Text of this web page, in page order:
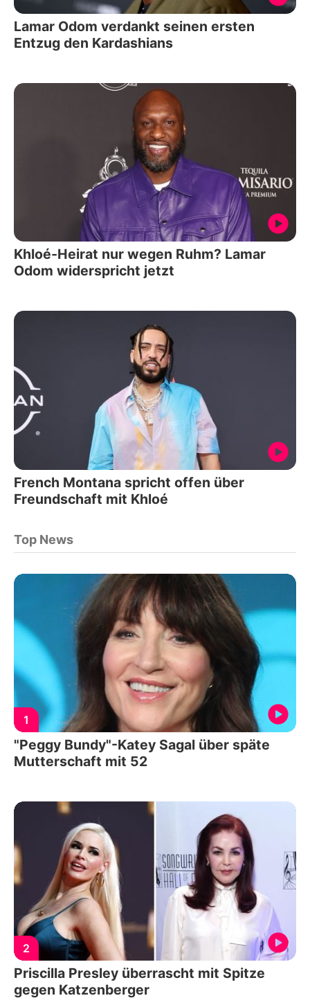
Lamar Odom verdankt seinen ersten
Entzug den Kardashians
Khloé-Heirat nur wegen Ruhm? Lamar
Odom widerspricht jetzt
French Montana spricht offen über
Freundschaft mit Khloé
Top News
1
"Peggy Bundy"-Katey Sagal über späte
Mutterschaft mit 52
2
Priscilla Presley überrascht mit Spitze
gegen Katzenberger